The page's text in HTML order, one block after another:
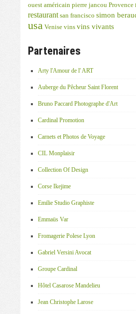
ouest américain pierre jancou Provence
restaurant san francisco simon
usa Venise vins vins vivants
Partenaires
Arty l'Amour de l' ART
Auberge du Pêcheur Saint Florent
Bruno Paccard Photographe d'Art
Cardinal Promotion
Carnets et Photos de Voyage
CIL Monplaisir
Collection Of Design
Corse Ikejime
Emilie Studio Graphiste
Emmaüs Var
Fromagerie Polese Lyon
Gabriel Versini Avocat
Groupe Cardinal
Hôtel Casarose Mandelieu
Jean Christophe Larose